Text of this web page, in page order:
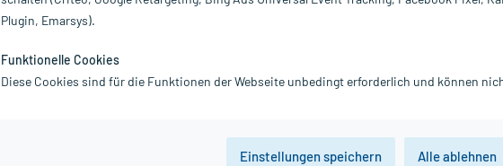
4,46 € UVP 5,95 €
Plugin, Emarsys).
Funktionelle Cookies
Diese Cookies sind für die Funktionen der Webseite unbedingt erforderlich und können
Einstellungen speichern Alle ablehnen